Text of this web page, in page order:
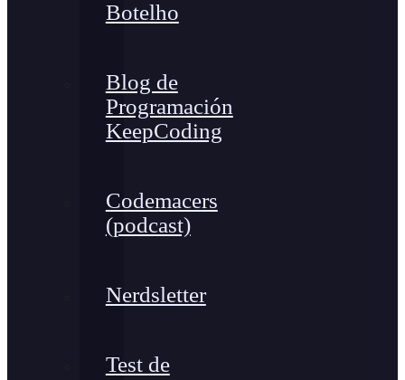
Botelho
Blog de
Programación
KeepCoding
Codemacers
(podcast)
Nerdsletter
Test de